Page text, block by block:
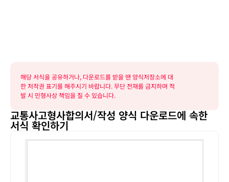
해당 서식을 공유하거나, 다운로드를 받을 땐 양식저장소에 대
한 저작권 표기를 해주시기 바랍니다. 무단 전재를 금지하며 적
발 시 민형사상 책임을 질 수 있습니다.
교통사고형사합의서/작성 양식 다운로드에 속한
서식 확인하기